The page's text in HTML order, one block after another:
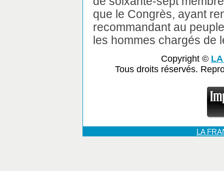
que le Congrès, ayant
recommandant au
les hommes chargés de
Copyright ©
Tous droits réservés.
LA